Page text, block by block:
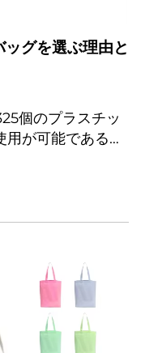
グを選ぶ理由と
個のプラスチッ
が可能であるこ
も高いです。今す